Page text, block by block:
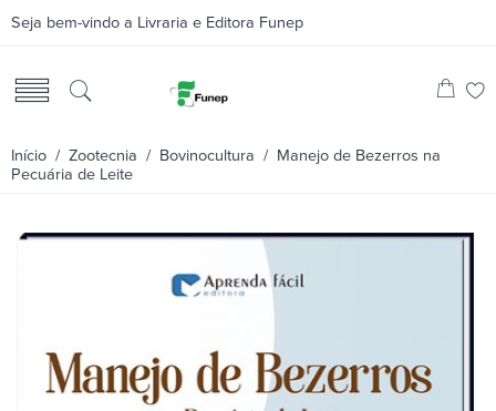
Seja bem-vindo a Livraria e Editora Funep
Início / Zootecnia / Bovinocultura / Manejo de Bezerros na
Pecuária de Leite